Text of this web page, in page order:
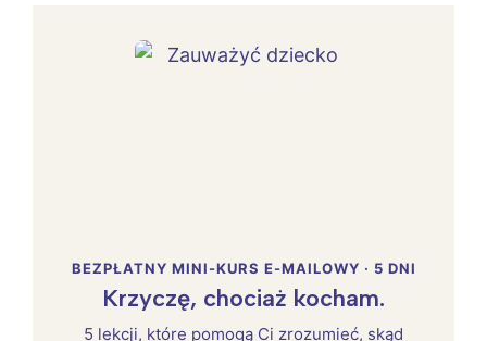
BEZPŁATNY MINI-KURS E-MAILOWY · 5 DNI
Krzyczę, chociaż kocham.
5 lekcji, które pomogą Ci zrozumieć, skąd